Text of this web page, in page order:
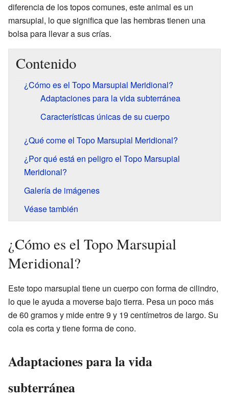
diferencia de los topos comunes, este animal es un
marsupial, lo que significa que las hembras tienen una
bolsa para llevar a sus crías.
Contenido
¿Cómo es el Topo Marsupial Meridional?
Adaptaciones para la vida subterránea
Características únicas de su cuerpo
¿Qué come el Topo Marsupial Meridional?
¿Por qué está en peligro el Topo Marsupial
Meridional?
Galería de imágenes
Véase también
¿Cómo es el Topo Marsupial
Meridional?
Este topo marsupial tiene un cuerpo con forma de cilindro,
lo que le ayuda a moverse bajo tierra. Pesa un poco más
de 60 gramos y mide entre 9 y 19 centímetros de largo. Su
cola es corta y tiene forma de cono.
Adaptaciones para la vida
subterránea